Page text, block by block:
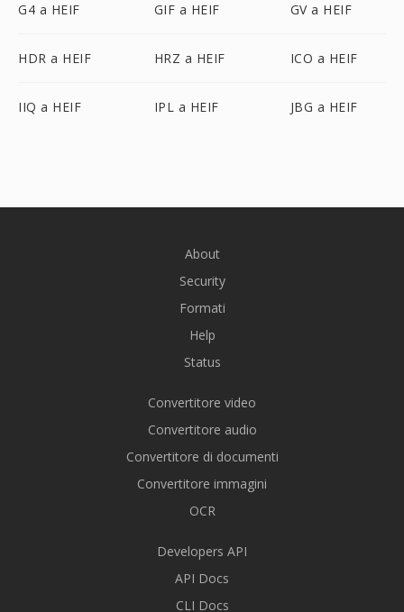
G4 a HEIF GIF a HEIF GV a HEIF
HDR a HEIF HRZ a HEIF ICO a HEIF
IIQ a HEIF IPL a HEIF JBG a HEIF
About
Security
Formati
Help
Status
Convertitore video
Convertitore audio
Convertitore di documenti
Convertitore immagini
OCR
Developers API
API Docs
CLI Docs